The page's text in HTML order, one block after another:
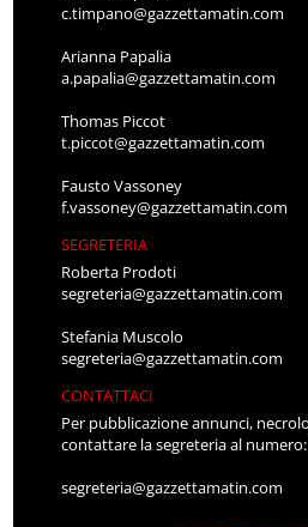
c.timpano@gazzettamatin.com
Arianna Papalia
a.papalia@gazzettamatin.com
Thomas Piccot
t.piccot@gazzettamatin.com
Fausto Vassoney
f.vassoney@gazzettamatin.com
SEGRETERIA
Roberta Prodoti
segreteria@gazzettamatin.com
Stefania Muscolo
segreteria@gazzettamatin.com
CONTATTACI
Per pubblicazione annunci,
contattare la segreteria al numero:
segreteria@gazzettamatin.com